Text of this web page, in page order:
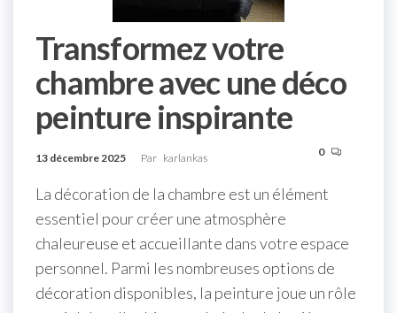
Transformez votre
chambre avec une déco
peinture inspirante
13 décembre 2025 Par karlankas 0
La décoration de la chambre est un élément
essentiel pour créer une atmosphère
chaleureuse et accueillante dans votre espace
personnel. Parmi les nombreuses options de
décoration disponibles, la peinture joue un rôle